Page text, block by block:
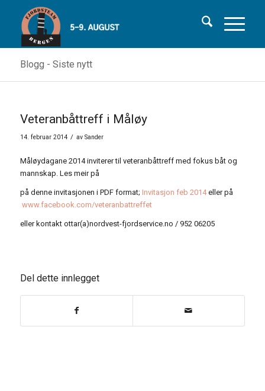
Blogg - Siste nytt
Veteranbåttreff i Måløy
14. februar 2014 / av Sander
Måløydagane 2014 inviterer til veteranbåttreff med fokus båt og
mannskap. Les meir på
på denne invitasjonen i PDF format; Invitasjon feb 2014eller på
www.facebook.com/veteranbattreffet
eller kontakt ottar(a)nordvest-fjordservice.no / 952 06205
Del dette innlegget